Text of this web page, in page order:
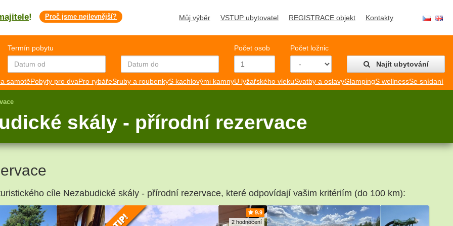
! Proč jsme nejlevnější? Můj výběr VSTUP ubytovatel REGISTRACE objekt Kontakty
Termín pobytu Počet osob
Počet ložnic
Najít ubytování
samotěPobyty pro dvaPro rybářeSruby a roubenkyS kachlovými kamnyU lyžařského vlekuSvatby a oslavyGlampingS wellnessSe snídaní
skály - přírodní rezervace
cíle Nezabudické skály - přírodní rezervace, které odpovídají vašim kritériím (do 100 km):
9.9
2 hodnocení